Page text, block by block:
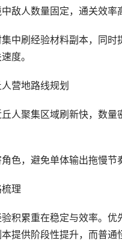
敌人数量固定，通关效率
中刷经验材料副本，同
度。
营地路线规划
人聚集区域刷新快，数
色，避免单体输出拖慢节
理
积累重在稳定与效率。
提供阶段性提升，而普